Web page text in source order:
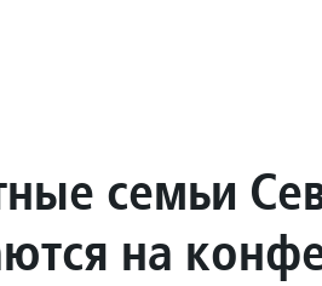
семьи
на